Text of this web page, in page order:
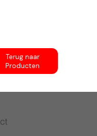
Terug naar
Producten